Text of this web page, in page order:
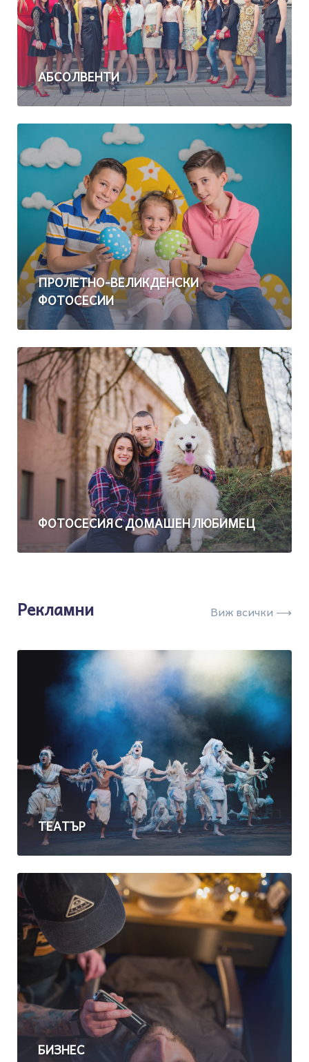
АБСОЛВЕНТИ
ПРОЛЕТНО-ВЕЛИКДЕНСКИ
ФОТОСЕСИИ
ФОТОСЕСИЯ С ДОМАШЕН ЛЮБИМЕЦ
Рекламни Виж всички ⟶
ТЕАТЪР
БИЗНЕС